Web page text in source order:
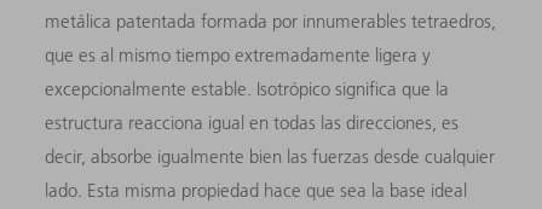
metálica patentada formada por innumerables tetraedros,
que es al mismo tiempo extremadamente ligera y
excepcionalmente estable. Isotrópico significa que la
estructura reacciona igual en todas las direcciones, es
decir, absorbe igualmente bien las fuerzas desde cualquier
lado. Esta misma propiedad hace que sea la base ideal